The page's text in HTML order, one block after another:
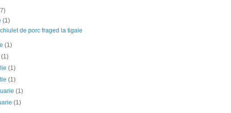
(1)
de porc fraged la tigaie
(1)
(1)
(1)
(1)
(1)
(1)